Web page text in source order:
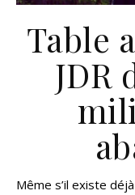
Table
JDR
Même s’il existe